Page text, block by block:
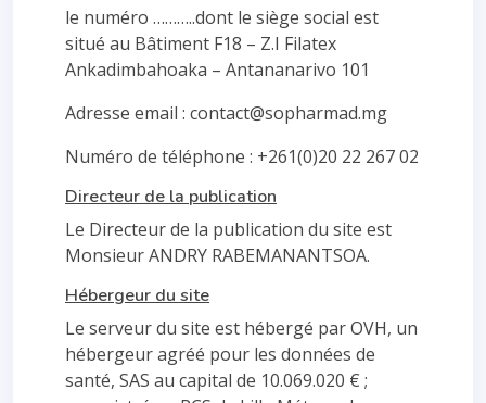
le numéro ………..dont le siège social est
situé au Bâtiment F18 – Z.I Filatex
Ankadimbahoaka – Antananarivo 101
Adresse email : contact@sopharmad.mg
Numéro de téléphone : +261(0)20 22 267 02
Directeur de la publication
Le Directeur de la publication du site est
Monsieur ANDRY RABEMANANTSOA.
Hébergeur du site
Le serveur du site est hébergé par OVH, un
hébergeur agréé pour les données de
santé, SAS au capital de 10.069.020 € ;